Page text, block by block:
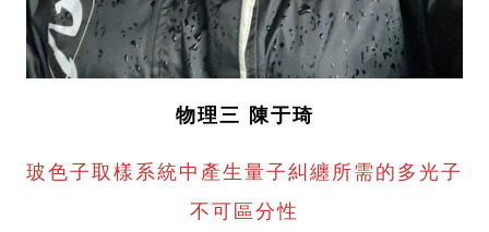
物理三 陳于琦
玻色子取樣系統中產生量子糾纏所需的多光子
不可區分性